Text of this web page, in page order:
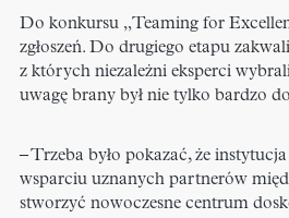
Do konkursu „Teaming for
zgłoszeń. Do drugiego etapu
z których niezależni eksperci
uwagę brany był nie tylko bardzo
– Trzeba było pokazać, że
wsparciu uznanych partnerów
stworzyć nowoczesne centrum